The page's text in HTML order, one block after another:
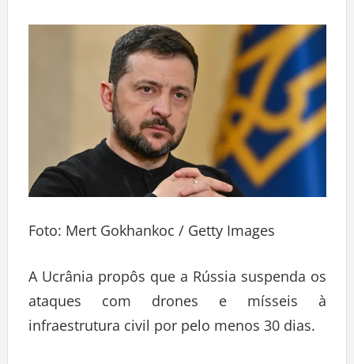
Foto: Mert Gokhankoc / Getty Images
A Ucrânia propôs que a Rússia suspenda os
ataques com drones e mísseis à
infraestrutura civil por pelo menos 30 dias.